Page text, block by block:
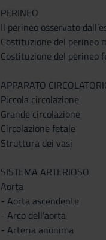
PERINEO
Il perineo osservato
Costituzione del perineo
Costituzione del perineo
APPARATO
Piccola circolazione
Grande circolazione
Circolazione fetale
Struttura dei vasi
SISTEMA ARTERIOSO
Aorta
- Aorta ascendente
- Arco dell’aorta
- Arteria anonima